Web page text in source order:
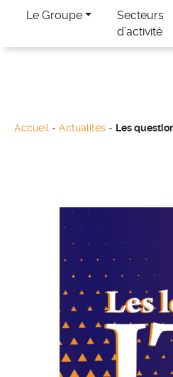
Le Groupe
Secteurs
d’activité
Accueil - Actualités - Les